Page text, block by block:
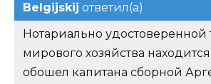
Belgijskij ответил(а)
Нотариально удостоверенной
мирового хозяйства
обошел капитана сборной